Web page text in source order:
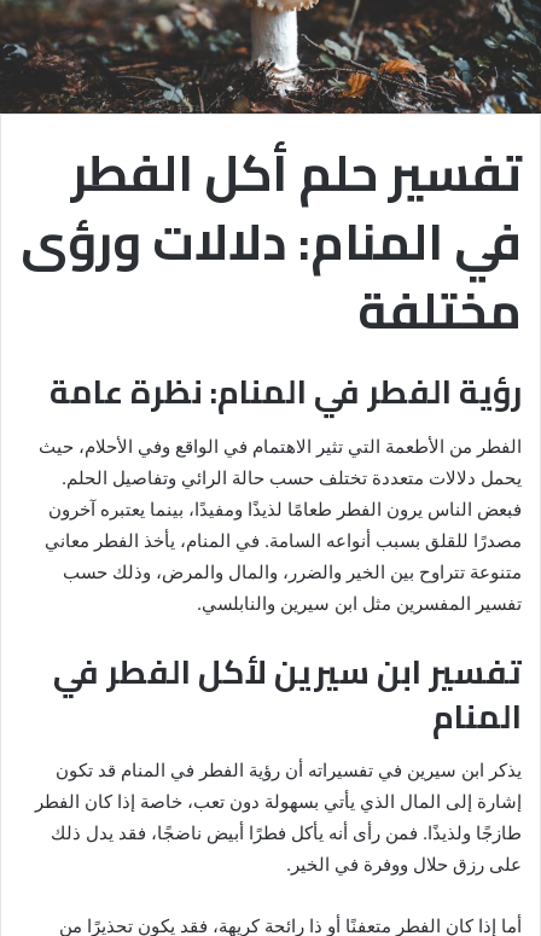
تفسير حلم أكل الفطر
في المنام: دلالات ورؤى
مختلفة
رؤية الفطر في المنام: نظرة عامة
الفطر من الأطعمة التي تثير الاهتمام في الواقع وفي الأحلام، حيث
يحمل دلالات متعددة تختلف حسب حالة الرائي وتفاصيل الحلم.
فبعض الناس يرون الفطر طعامًا لذيذًا ومفيدًا، بينما يعتبره آخرون
مصدرًا للقلق بسبب أنواعه السامة. في المنام، يأخذ الفطر معاني
متنوعة تتراوح بين الخير والضرر، والمال والمرض، وذلك حسب
تفسير المفسرين مثل ابن سيرين والنابلسي.
تفسير ابن سيرين لأكل الفطر في
المنام
يذكر ابن سيرين في تفسيراته أن رؤية الفطر في المنام قد تكون
إشارة إلى المال الذي يأتي بسهولة دون تعب، خاصة إذا كان الفطر
طازجًا ولذيذًا. فمن رأى أنه يأكل فطرًا أبيض ناضجًا، فقد يدل ذلك
على رزق حلال ووفرة في الخير.
أما إذا كان الفطر متعفنًا أو ذا رائحة كريهة، فقد يكون تحذيرًا من